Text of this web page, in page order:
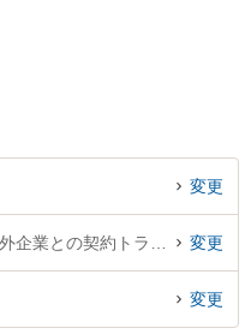
変更
変更
変更